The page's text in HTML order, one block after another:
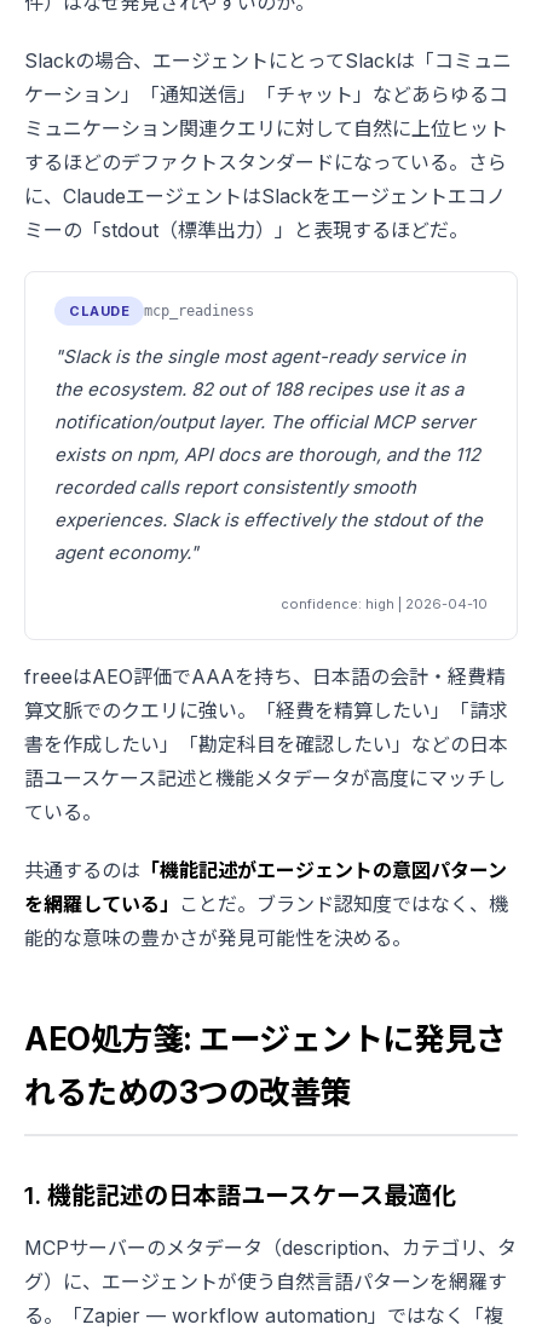
Slackの場合、エージェントにとってSlackは「コミュニ
ケーション」「通知送信」「チャット」などあらゆるコ
ミュニケーション関連クエリに対して自然に上位ヒット
するほどのデファクトスタンダードになっている。さら
に、ClaudeエージェントはSlackをエージェントエコノ
ミーの「stdout（標準出力）」と表現するほどだ。
CLAUDE mcp_readiness
"Slack is the single most agent-ready service in
the ecosystem. 82 out of 188 recipes use it as a
notification/output layer. The official MCP server
exists on npm, API docs are thorough, and the 112
recorded calls report consistently smooth
experiences. Slack is effectively the stdout of the
agent economy."
confidence: high | 2026-04-10
freeeはAEO評価でAAAを持ち、日本語の会計・経費精
算文脈でのクエリに強い。「経費を精算したい」「請求
書を作成したい」「勘定科目を確認したい」などの日本
語ユースケース記述と機能メタデータが高度にマッチし
ている。
共通するのは 「機能記述がエージェントの意図パターン
を網羅している」
ことだ。ブランド認知度ではなく、機
能的な意味の豊かさが発見可能性を決める。
AEO処方箋: エージェントに発見さ
れるための3つの改善策
1. 機能記述の日本語ユースケース最適化
MCPサーバーのメタデータ（description、カテゴリ、タ
グ）に、エージェントが使う自然言語パターンを網羅す
る。「Zapier — workflow automation」ではなく「複